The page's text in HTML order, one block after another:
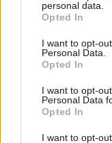
personal data.
Opted In
I want to opt-
Personal Data.
Opted In
I want to opt-
Personal Data
Opted In
I want to opt-
Η